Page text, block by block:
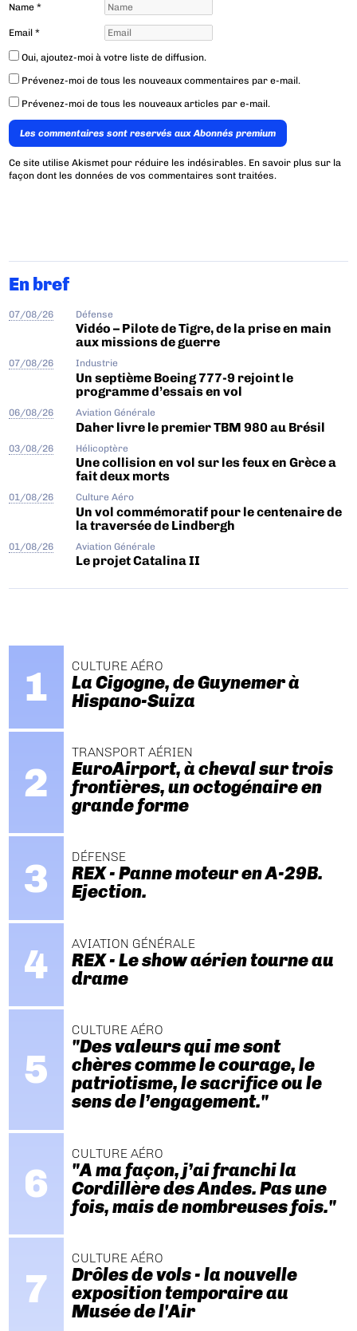
Name*
Email*
Oui, ajoutez-moi à votre liste de diffusion.
Prévenez-moi de tous les nouveaux commentaires par e-mail.
Prévenez-moi de tous les nouveaux articles par e-mail.
Les commentaires sont reservés aux Abonnés premium
Ce site utilise Akismet pour réduire les indésirables. En savoir plus sur la
façon dont les données de vos commentaires sont traitées.
En bref
07/08/26 Défense
Vidéo – Pilote de Tigre, de la prise en main
aux missions de guerre
07/08/26 Industrie
Un septième Boeing 777-9 rejoint le
programme d’essais en vol
06/08/26 Aviation Générale
Daher livre le premier TBM 980 au Brésil
03/08/26 Hélicoptère
Une collision en vol sur les feux en Grèce a
fait deux morts
01/08/26 Culture Aéro
Un vol commémoratif pour le centenaire de
la traversée de Lindbergh
01/08/26 Aviation Générale
Le projet Catalina II
CULTURE AÉRO
La Cigogne, de Guynemer à
Hispano-Suiza
TRANSPORT AÉRIEN
EuroAirport, à cheval sur trois
frontières, un octogénaire en
grande forme
DÉFENSE
REX - Panne moteur en A-29B.
Ejection.
AVIATION GÉNÉRALE
REX - Le show aérien tourne au
drame
CULTURE AÉRO
"Des valeurs qui me sont
chères comme le courage, le
patriotisme, le sacrifice ou le
sens de l’engagement."
CULTURE AÉRO
"A ma façon, j’ai franchi la
Cordillère des Andes. Pas une
fois, mais de nombreuses fois."
CULTURE AÉRO
Drôles de vols - la nouvelle
exposition temporaire au
Musée de l'Air